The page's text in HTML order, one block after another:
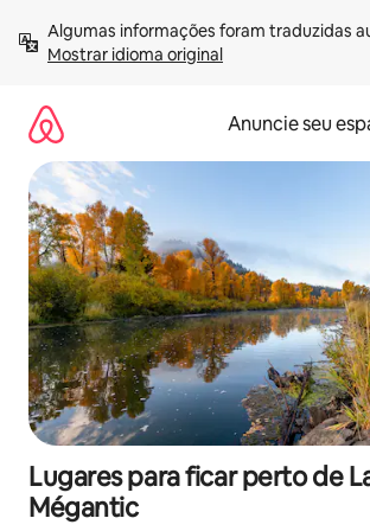
para
Mostrar idioma original
Anuncie seu
Lugares para ficar perto de
Mégantic